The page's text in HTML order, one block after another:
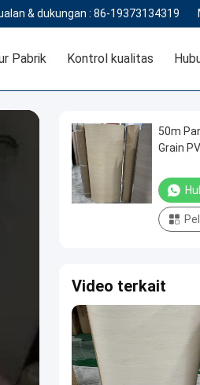
& dukungan : 86-19373134319
Pabrik Kontrol kualitas
50m
Grain
Video terkait